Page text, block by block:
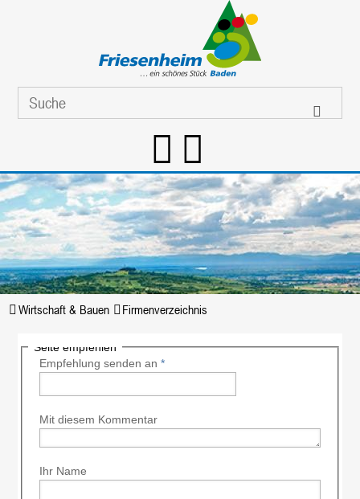
Wirtschaft & Bauen Firmenverzeichnis
Seite empfehlen
Empfehlung senden an *
Mit diesem Kommentar
Ihr Name